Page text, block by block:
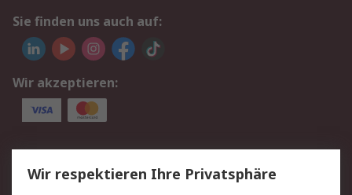
Sie finden uns auch auf:
Wir akzeptieren:
Service
Value Added Services
Lieferlösungen
Wir respektieren Ihre Privatsphäre